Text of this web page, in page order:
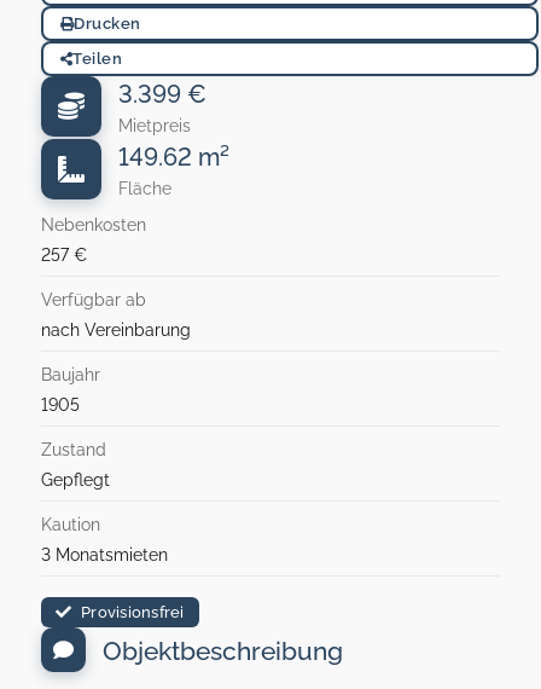
Drucken
Teilen
3.399 €
Mietpreis
149.62 m²
Fläche
Nebenkosten
257 €
Verfügbar ab
nach Vereinbarung
Baujahr
1905
Zustand
Gepflegt
Kaution
3 Monatsmieten
Provisionsfrei
Objektbeschreibung